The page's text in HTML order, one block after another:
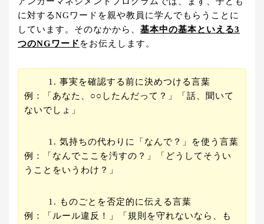
に対するNGワードを親や教員に学んでもらうことに
しています。そのなかから、 基本中の基本といえる3
つのNGワード をお伝えします。
事実を確認する前に決めつける言葉
例：「あなた、○○したんだって？」「話、聞いて
ないでしょ」
気持ちの代わりに「なんで？」を使う言葉
例：「なんでここを汚すの？」「どうしてそうい
うことをいうわけ？」
ものごとを否定的に伝える言葉
例：「ルール違反！」「規則を守れないなら、も